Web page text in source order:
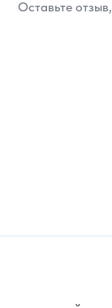
Оставьте